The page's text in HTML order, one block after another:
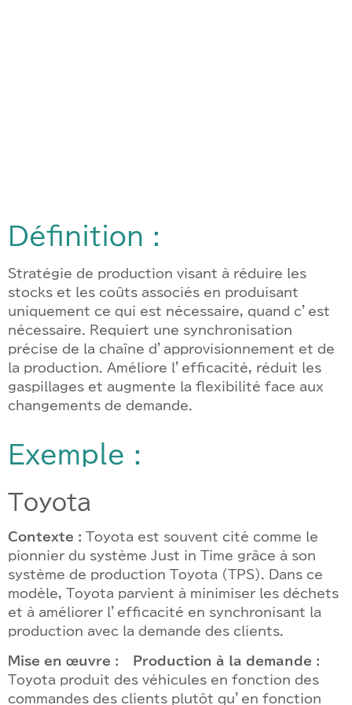
Définition :
Stratégie de production visant à réduire les
stocks et les coûts associés en produisant
uniquement ce qui est nécessaire, quand c’est
nécessaire. Requiert une synchronisation
précise de la chaîne d’approvisionnement et de
la production. Améliore l’efficacité, réduit les
gaspillages et augmente la flexibilité face aux
changements de demande.
Exemple :
Toyota
Contexte : Toyota est souvent cité comme le
pionnier du système Just in Time grâce à son
système de production Toyota (TPS). Dans ce
modèle, Toyota parvient à minimiser les déchets
et à améliorer l’efficacité en synchronisant la
production avec la demande des clients.
Mise en œuvre :
Production à la demande :
Toyota produit des véhicules en fonction des
commandes des clients plutôt qu’en fonction